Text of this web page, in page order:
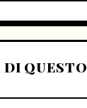
QUESTO